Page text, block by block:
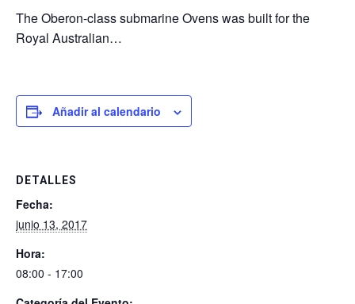
The Oberon-class submarine Ovens was built for the
Royal Australian…
Añadir al calendario
DETALLES
Fecha:
junio 13, 2017
Hora:
08:00 - 17:00